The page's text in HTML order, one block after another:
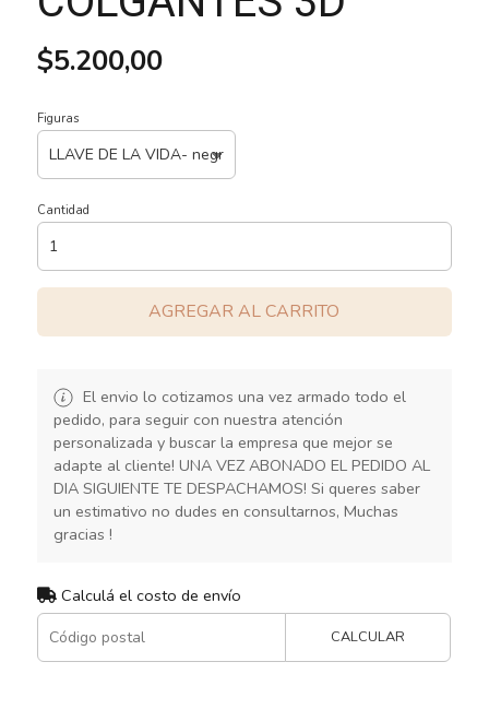
$5.200,00
Figuras
Cantidad
AGREGAR AL CARRITO
El envio lo cotizamos una vez armado todo el
pedido, para seguir con nuestra atención
personalizada y buscar la empresa que mejor se
adapte al cliente! UNA VEZ ABONADO EL PEDIDO AL
DIA SIGUIENTE TE DESPACHAMOS! Si queres saber
un estimativo no dudes en consultarnos, Muchas
gracias !
Calculá el costo de envío
CALCULAR